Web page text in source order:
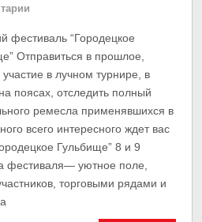
фестиваль “Городецкое
Отправиться в прошлое,
участие в лучном турнире, в
поясах, отследить полный
ремесла применявшихся в
всего интересного ждет вас
Гульбище” 8 и 9
фестиваля— уютное поле,
торговыми рядами и